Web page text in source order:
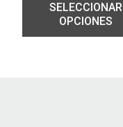
SELECCIONAR
OPCIONES